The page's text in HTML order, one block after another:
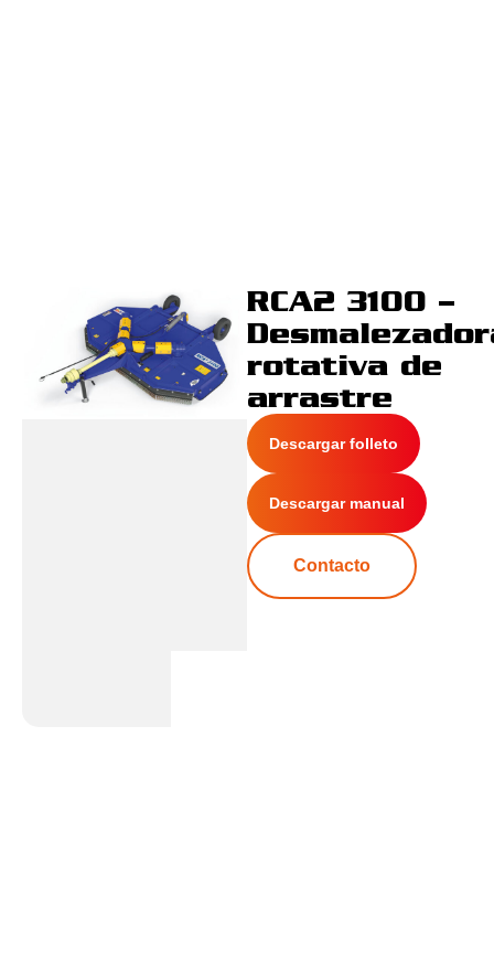
RCA2 3100 –
rotativa de
arrastre
Descargar folleto
Descargar manual
Contacto